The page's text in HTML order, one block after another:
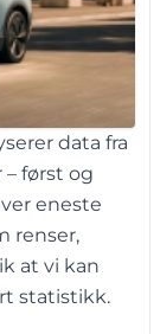
data fra
først og
eneste
renser,
at vi kan
statistikk.